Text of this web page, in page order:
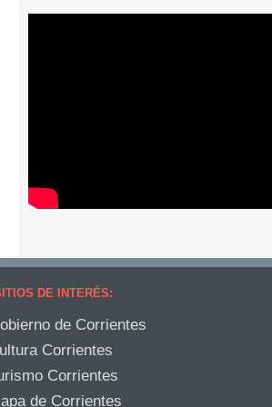
DE INTERÉS:
de Corrientes
Corrientes
Corrientes
de Corrientes